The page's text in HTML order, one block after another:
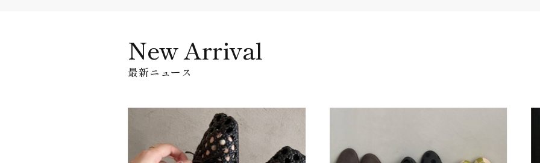
New Arrival
最新ニュース